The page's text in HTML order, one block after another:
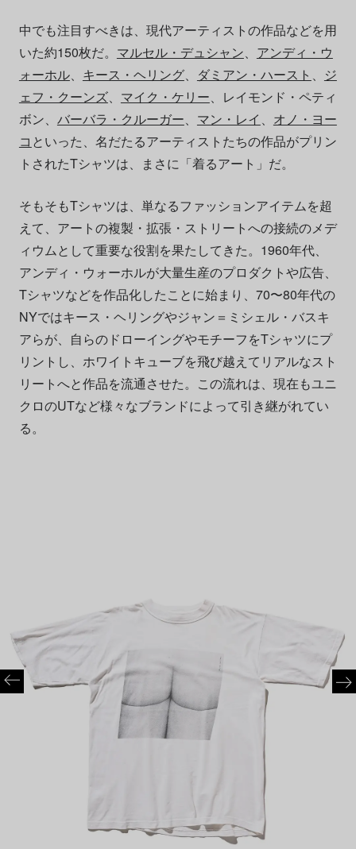
中でも注目すべきは、現代アーティストの作品などを用
いた約150枚だ。 マルセル・デュシャン、 アンディ・ウ
ォーホル、 キース・ヘリング、 ダミアン・ハースト 、 ジ
ェフ・クーンズ、 マイク・ケリー、レイモンド・ペティ
ボン、 バーバラ・クルーガー、 マン・レイ 、 オノ・ヨー
コ といった、名だたるアーティストたちの作品がプリン
トされたTシャツは、まさに「着るアート」だ。
そもそもTシャツは、単なるファッションアイテムを超
えて、アートの複製・拡張・ストリートへの接続のメデ
ィウムとして重要な役割を果たしてきた。1960年代、
アンディ・ウォーホルが大量生産のプロダクトや広告、
Tシャツなどを作品化したことに始まり、70〜80年代の
NYではキース・ヘリングやジャン＝ミシェル・バスキ
アらが、自らのドローイングやモチーフをTシャツにプ
リントし、ホワイトキューブを飛び越えてリアルなスト
リートへと作品を流通させた。この流れは、現在もユニ
クロのUTなど様々なブランドによって引き継がれてい
る。